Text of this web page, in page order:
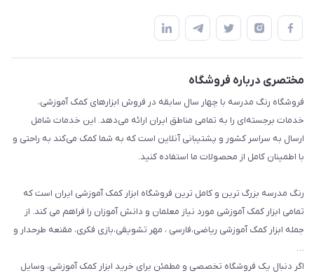
استایل معلم و دانش آموز
بازی و نمایش
تزئین کلاس
طرح های تشویقی
گیفت ها و جوایز
سایر محصولات
قوانین و مقررات
حریم خصوصی
مختصری درباره فروشگاه
فروشگاه رنگ مدرسه با چهار سال سابقه در فروش ابزارهای کمک آموزشی،
خدمات برجسته‌ای را به تمامی مناطق ایران ارائه می‌دهد. این خدمات شامل
ارسال به سراسر کشور و پشتیبانی آنلاین است که به شما کمک می‌کند به راحتی و
با اطمینان کامل از محصولات ما استفاده کنید.
رنگ مدرسه بزرگ ترین و کامل ترین فروشگاه ابزار کمک آموزشی ایران است که
تمامی ابزار کمک آموزشی مورد نیاز معلمان و دانش آموزان را فراهم می کند. از
جمله ابزار کمک آموزشی ریاضی،فارسی ، مهر تشویقی،بازی فکری، مقنعه طرحدار و
…
اگر دنبال یک فروشگاه تخصصی و مطمئن برای خرید ابزار کمک آموزشی، وسایل